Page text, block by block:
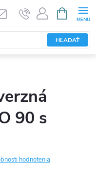
HĽADAŤ
KOŠÍK
90 s
hodnotenia